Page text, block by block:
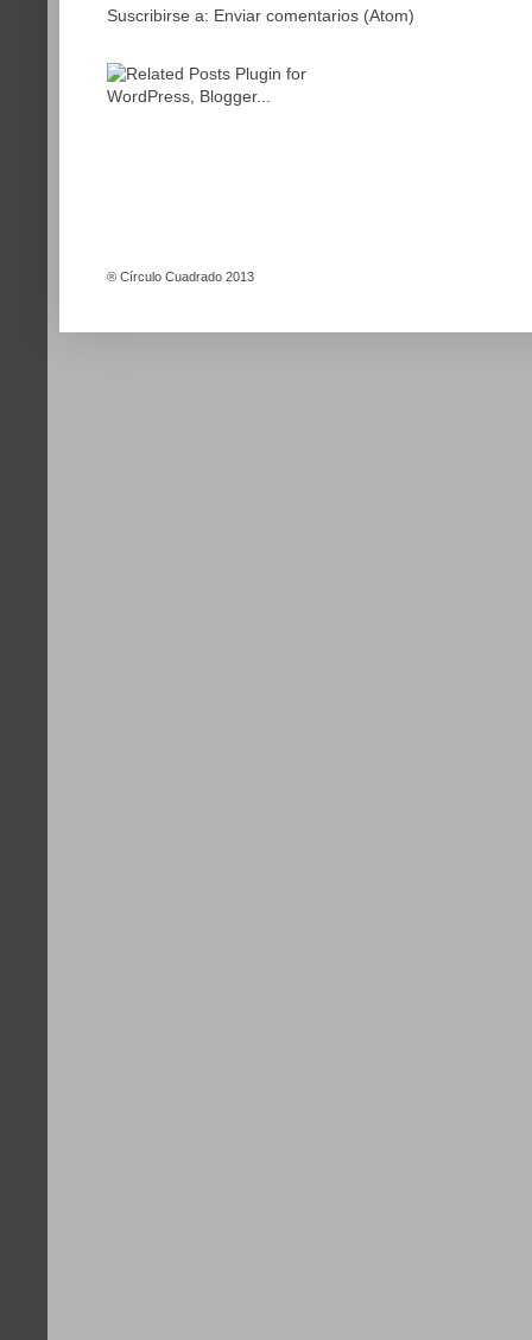
Suscribirse a: Enviar comentarios (Atom)
® Círculo Cuadrado 2013